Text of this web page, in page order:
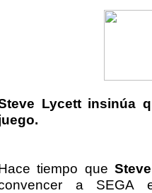
Lycett insinúa
tiempo que
a SEGA